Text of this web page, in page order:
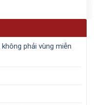
phải vùng miễn